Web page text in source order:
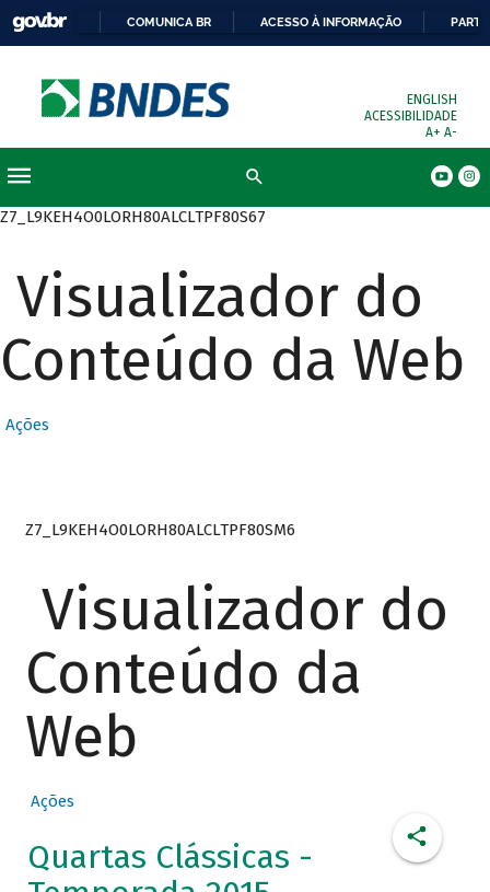
COMUNICA BR ACESSO À INFORMAÇÃO
ENGLISH
ACESSIBILIDADE
A+ A-
Z7_L9KEH4O0LORH80ALCLTPF80S67
Visualizador do
Conteúdo da Web
Ações
Z7_L9KEH4O0LORH80ALCLTPF80SM6
Visualizador do
Conteúdo da
Web
Ações
Quartas Clássicas -